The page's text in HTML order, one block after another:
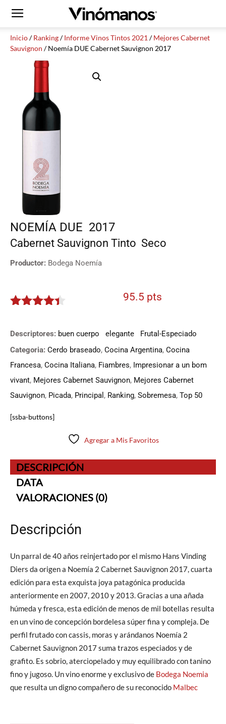
Inicio/Ranking/Informe Vinos Tintos 2021 /Mejores Cabernet
Sauvignon / Noemía DUE Cabernet Sauvignon 2017
NOEMÍA DUE 2017
Cabernet Sauvignon Tinto Seco
Productor: Bodega Noemía
95.5 pts
Descriptores: buen cuerpo elegante
Frutal-Especiado
Categoria: Cerdo braseado, Cocina Argentina, Cocina
Francesa, Cocina Italiana, Fiambres, Impresionar a un bom
vivant, Mejores Cabernet Sauvignon, Mejores Cabernet
Sauvignon, Picada, Principal , Ranking, Sobremesa, Top 50
[ssba-buttons]
Agregar a Mis Favoritos
DESCRIPCIÓN
DATA
VALORACIONES (0)
Descripción
Un parral de 40 años reinjertado por el mismo Hans Vinding
Diers da origen a Noemía 2 Cabernet Sauvignon 2017, cuarta
edición para esta exquista joya patagónica producida
anteriormente en 2007, 2010 y 2013. Gracias a una añada
húmeda y fresca, esta edición de menos de mil botellas resulta
en un vino de concepción bordelesa súper fina y compleja. De
perfil frutado con cassis, moras y arándanos Noemía 2
Cabernet Sauvignon 2017 suma trazos especiados y de
grafito. Es sobrio, aterciopelado y muy equilibrado con tanino
fino y jugoso. Un vino enorme y exclusivo de Bodega Noemia
que resulta un digno compañero de su reconocido Malbec